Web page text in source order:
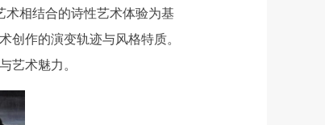
术相结合的诗性艺术体验为基
创作的演变轨迹与风格特质。
艺术魅力。